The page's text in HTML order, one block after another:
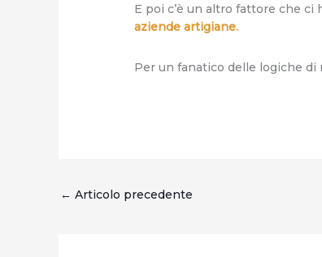
E poi c’è un altro fattore che
aziende artigiane.
Per un fanatico delle logiche
← Articolo precedente